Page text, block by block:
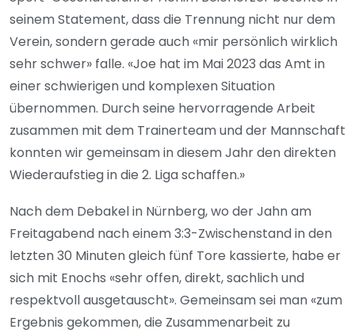
seinem Statement, dass die Trennung nicht nur dem
Verein, sondern gerade auch «mir persönlich wirklich
sehr schwer» falle. «Joe hat im Mai 2023 das Amt in
einer schwierigen und komplexen Situation
übernommen. Durch seine hervorragende Arbeit
zusammen mit dem Trainerteam und der Mannschaft
konnten wir gemeinsam in diesem Jahr den direkten
Wiederaufstieg in die 2. Liga schaffen.»
Nach dem Debakel in Nürnberg, wo der Jahn am
Freitagabend nach einem 3:3-Zwischenstand in den
letzten 30 Minuten gleich fünf Tore kassierte, habe er
sich mit Enochs «sehr offen, direkt, sachlich und
respektvoll ausgetauscht». Gemeinsam sei man «zum
Ergebnis gekommen, die Zusammenarbeit zu